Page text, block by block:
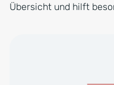
Übersicht und hilft